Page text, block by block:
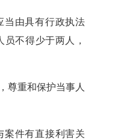
当由具有行政执法
不得少于两人，
尊重和保护当事人
案件有直接利害关